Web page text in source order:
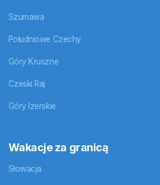
Szumawa
Południowe Czechy
Góry Kruszne
Czeski Raj
Góry Izerskie
Wakacje za granicą
Słowacja